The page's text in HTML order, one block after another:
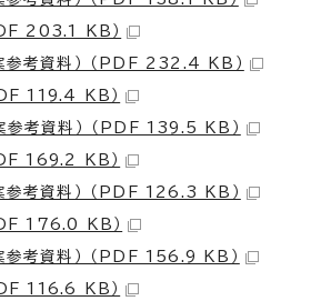
203.1 KB）
参考資料） （PDF 232.4 KB）
119.4 KB）
参考資料） （PDF 139.5 KB）
169.2 KB）
参考資料） （PDF 126.3 KB）
176.0 KB）
参考資料） （PDF 156.9 KB）
116.6 KB）